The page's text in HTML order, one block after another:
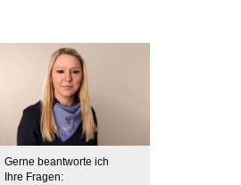
Gerne beantworte ich
Ihre Fragen: